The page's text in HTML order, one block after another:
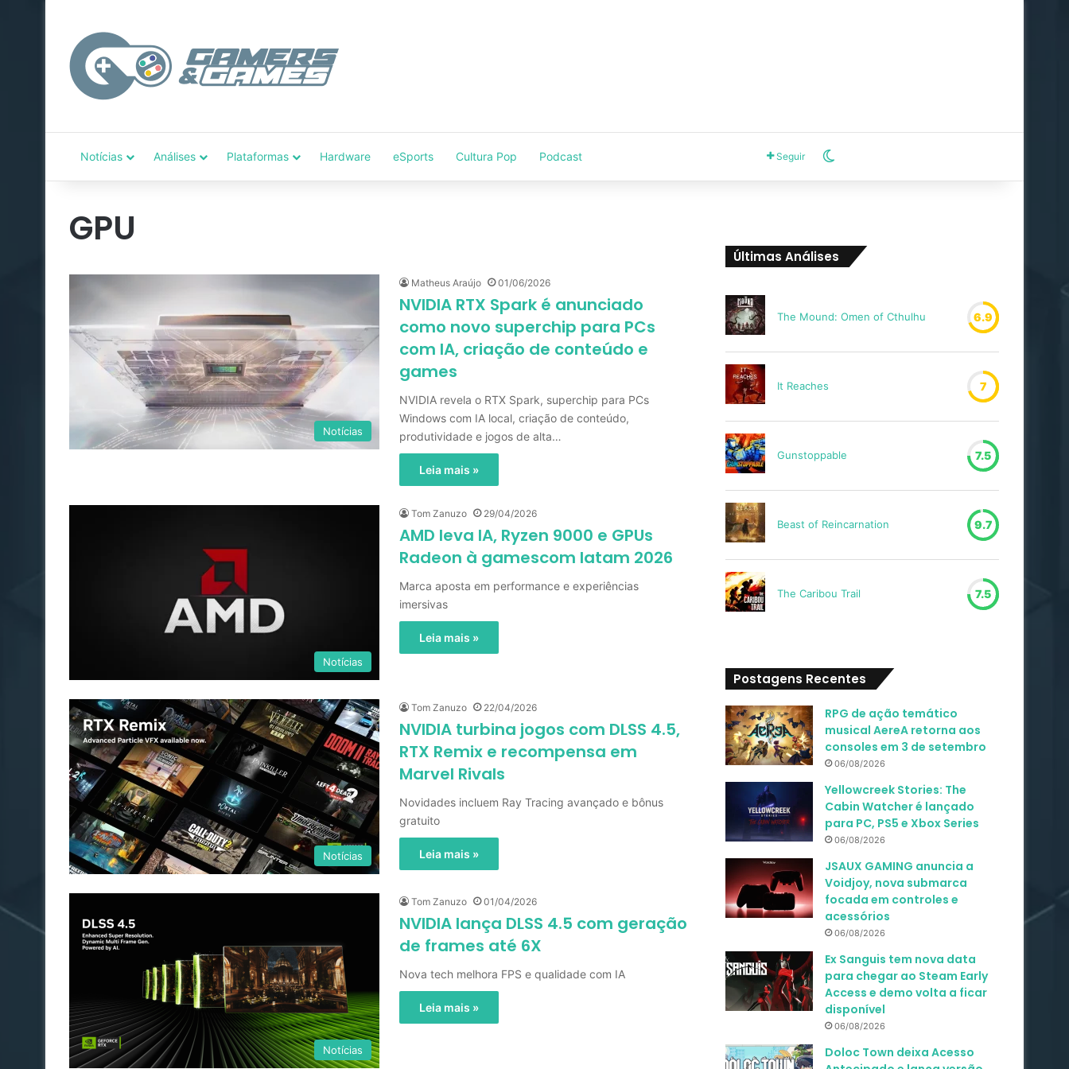
Notícias Análises Plataformas Hardware eSports Cultura Pop Podcast Seguir
GPU
Notícias
Matheus Araújo 01/06/2026
NVIDIA RTX Spark é anunciado
como novo superchip para PCs
com IA, criação de conteúdo e
games
NVIDIA revela o RTX Spark, superchip para PCs
Windows com IA local, criação de conteúdo,
produtividade e jogos de alta…
Leia mais »
Notícias
Tom Zanuzo 29/04/2026
AMD leva IA, Ryzen 9000 e GPUs
Radeon à gamescom latam 2026
Marca aposta em performance e experiências
imersivas
Leia mais »
Notícias
Tom Zanuzo 22/04/2026
NVIDIA turbina jogos com DLSS 4.5,
RTX Remix e recompensa em
Marvel Rivals
Novidades incluem Ray Tracing avançado e bônus
gratuito
Leia mais »
Notícias
Tom Zanuzo 01/04/2026
NVIDIA lança DLSS 4.5 com geração
de frames até 6X
Nova tech melhora FPS e qualidade com IA
Leia mais »
Últimas Análises
The Mound: Omen of Cthulhu 6.9
It Reaches 7
Gunstoppable 7.5
Beast of Reincarnation 9.7
The Caribou Trail 7.5
Postagens Recentes
RPG de ação temático
musical AereA retorna aos
consoles em 3 de setembro
06/08/2026
Yellowcreek Stories: The
Cabin Watcher é lançado
para PC, PS5 e Xbox Series
06/08/2026
JSAUX GAMING anuncia a
Voidjoy, nova submarca
focada em controles e
acessórios
06/08/2026
Ex Sanguis tem nova data
para chegar ao Steam Early
Access e demo volta a ficar
disponível
06/08/2026
Doloc Town deixa Acesso